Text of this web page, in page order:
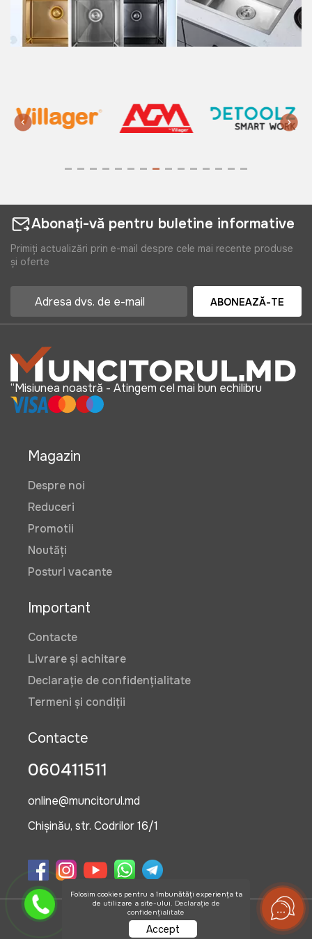
Abonați-vă pentru buletine informative
Primiți actualizări prin e-mail despre cele mai recente produse
și oferte
ABONEAZĂ-TE
“Misiunea noastră - Atingem cel mai bun echilibru
Magazin
Despre noi
Reduceri
Promotii
Noutăți
Posturi vacante
Important
Contacte
Livrare și achitare
Declarație de confidențialitate
Termeni și condiții
Contacte
060411511
online@muncitorul.md
Chișinău, str. Codrilor 16/1
©2026 OlisGrup SRL
Folosim cookies pentru a îmbunătăți experiența ta
de utilizare a site-ului. Declarație de
confidențialitate
Accept